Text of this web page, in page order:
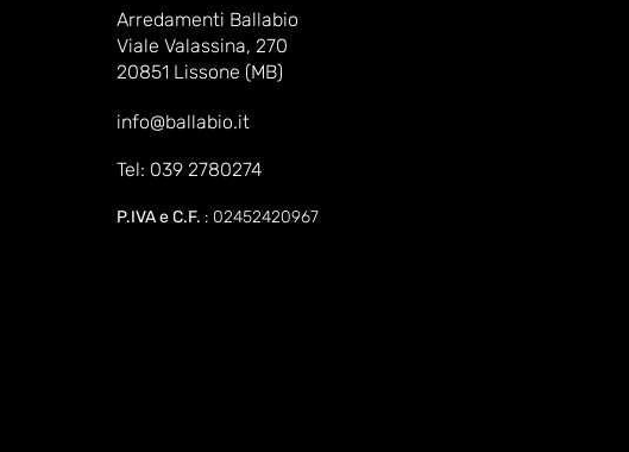
Arredamenti Ballabio
Viale Valassina, 270
20851 Lissone (MB)
info@ballabio.it
Tel: 039 2780274
P.IVA e C.F. : 02452420967